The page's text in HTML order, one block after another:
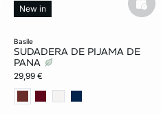
basile
SUDADERA DE PIJAMA DE
PANA
29,99 €
New in